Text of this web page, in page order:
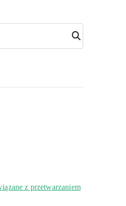
Szuk
aj
z przetwarzaniem